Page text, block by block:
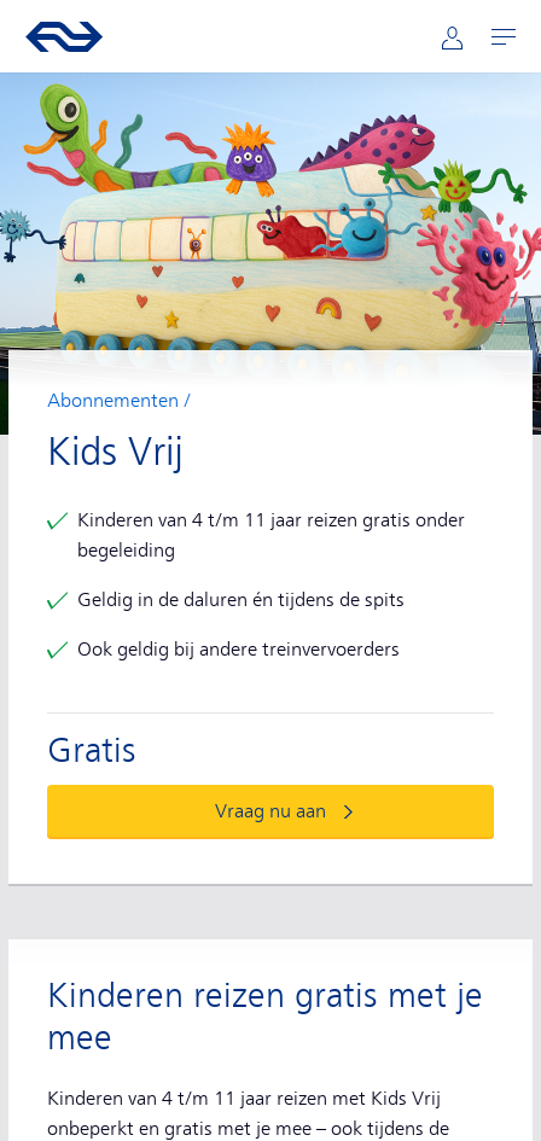
Hoofdnavigatie
Ga naar de homepage van ns.nl Mijn NS
Openen
Abonnementen
Kids Vrij
Voordelen van dit abonnement
Kinderen van 4 t/m 11 jaar reizen gratis onder
begeleiding
Geldig in de daluren én tijdens de spits
Ook geldig bij andere treinvervoerders
Direct bestellen
Gratis
Vraag nu aan
Kinderen reizen gratis met je
mee
Kinderen van 4 t/m 11 jaar reizen met Kids Vrij
onbeperkt en gratis met je mee – ook tijdens de